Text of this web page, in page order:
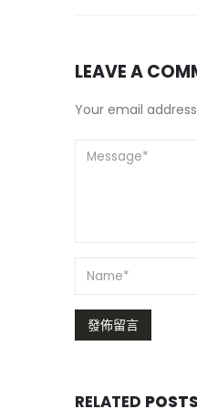
LEAVE A
Your email
RELATED POSTS